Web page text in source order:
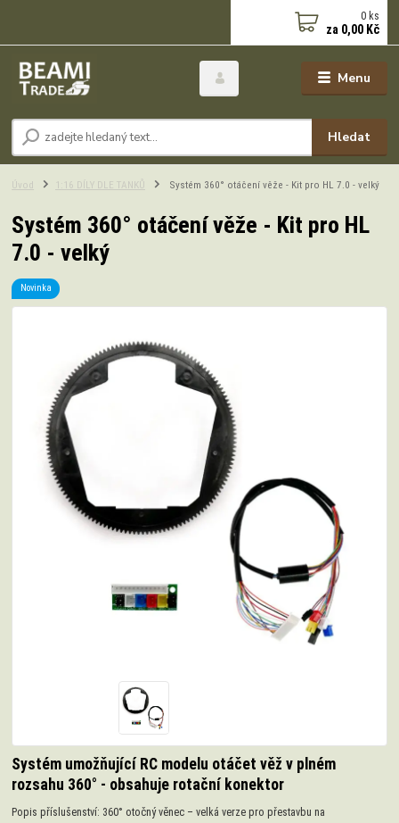
Menu
Hledat
0 ks
za 0,00 Kč
Úvod 1:16 DÍLY DLE TANKŮ Systém 360° otáčení věže - Kit pro HL 7.0 - velký
Systém 360° otáčení věže - Kit pro HL
7.0 - velký
Novinka
Systém umožňující RC modelu otáčet věž v plném
rozsahu 360° - obsahuje rotační konektor
Popis příslušenství: 360° otočný věnec – velká verze pro přestavbu na